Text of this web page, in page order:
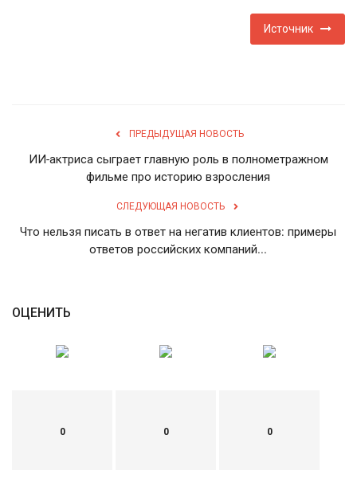
Источник
ПРЕДЫДУЩАЯ НОВОСТЬ
ИИ-актриса сыграет главную роль в полнометражном
фильме про историю взросления
СЛЕДУЮЩАЯ НОВОСТЬ
Что нельзя писать в ответ на негатив клиентов: примеры
ответов российских компаний...
ОЦЕНИТЬ
0 0 0